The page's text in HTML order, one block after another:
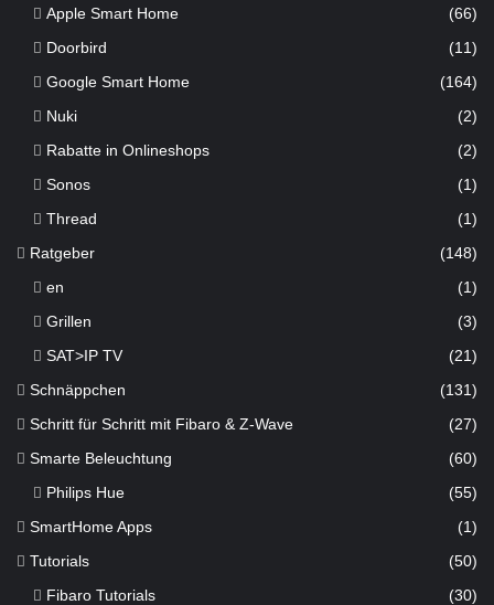
Apple Smart Home
(66)
Doorbird
(11)
Google Smart Home
(164)
Nuki
(2)
Rabatte in Onlineshops
(2)
Sonos
(1)
Thread
(1)
Ratgeber (148)
en
(1)
Grillen
(3)
SAT>IP TV
(21)
Schnäppchen (131)
Schritt für Schritt mit Fibaro & Z-Wave (27)
Smarte Beleuchtung (60)
Philips Hue (55)
SmartHome Apps (1)
Tutorials (50)
Fibaro Tutorials
(30)